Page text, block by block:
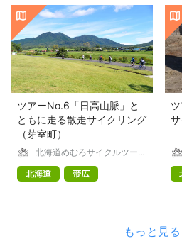
ツアーNo.6「日高山脈」と
ともに走る散走サイクリング
（芽室町）
北海道めむろサイクルツーリ
北海道
帯広
もっと見る